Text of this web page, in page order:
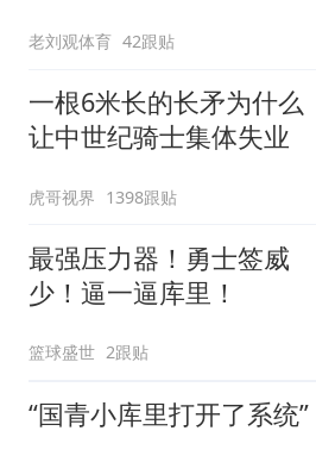
老刘观体育 42跟贴
一根6米长的长矛为什么
让中世纪骑士集体失业
虎哥视界 1398跟贴
最强压力器！勇士签威
少！逼一逼库里！
篮球盛世 2跟贴
“国青小库里打开了系统”